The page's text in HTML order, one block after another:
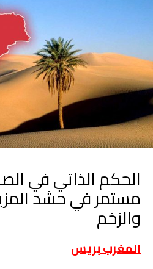
الحكم الذاتي في
مستمر في حشد
والزخم
المغرب بريس